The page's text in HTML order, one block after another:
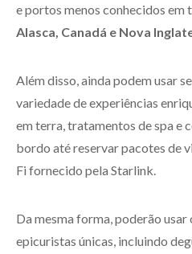
e portos menos conhecidos em
Alasca, Canadá e Nova
Além disso, ainda podem usar
variedade de experiências
em terra, tratamentos de spa e
bordo até reservar pacotes de
Fi fornecido pela Starlink.
Da mesma forma, poderão
epicuristas únicas, incluindo